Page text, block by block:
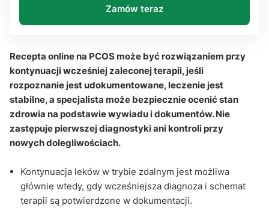
leczeniu PCOS przez Internet?
Q&A
Zamów teraz
Recepta online na PCOS może być rozwiązaniem przy
kontynuacji wcześniej zaleconej terapii, jeśli
rozpoznanie jest udokumentowane, leczenie jest
stabilne, a specjalista może bezpiecznie ocenić stan
zdrowia na podstawie wywiadu i dokumentów. Nie
zastępuje pierwszej diagnostyki ani kontroli przy
nowych dolegliwościach.
Kontynuacja leków w trybie zdalnym jest możliwa
głównie wtedy, gdy wcześniejsza diagnoza i schemat
terapii są potwierdzone w dokumentacji.